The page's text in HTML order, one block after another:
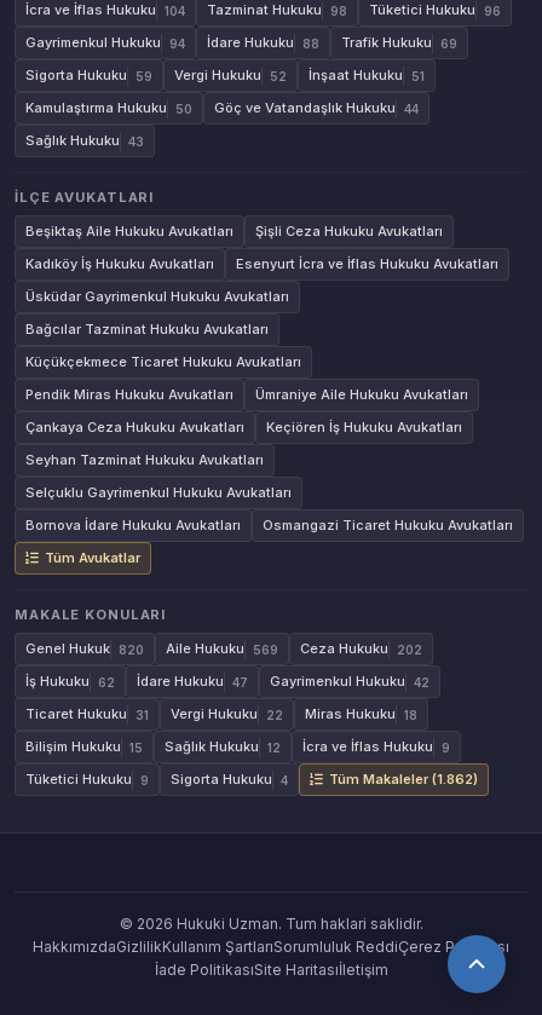
İcra ve İflas Hukuku 104 Tazminat Hukuku 98 Tüketici Hukuku 96
Gayrimenkul Hukuku 94 İdare Hukuku 88 Trafik Hukuku 69
Sigorta Hukuku 59 Vergi Hukuku 52 İnşaat Hukuku 51
Kamulaştırma Hukuku 50 Göç ve Vatandaşlık Hukuku 44
Sağlık Hukuku 43
İLÇE AVUKATLARI
Beşiktaş Aile Hukuku Avukatları
Şişli Ceza Hukuku Avukatları
Kadıköy İş Hukuku Avukatları
Esenyurt İcra ve İflas Hukuku Avukatları
Üsküdar Gayrimenkul Hukuku Avukatları
Bağcılar Tazminat Hukuku Avukatları
Küçükçekmece Ticaret Hukuku Avukatları
Pendik Miras Hukuku Avukatları
Ümraniye Aile Hukuku Avukatları
Çankaya Ceza Hukuku Avukatları
Keçiören İş Hukuku Avukatları
Seyhan Tazminat Hukuku Avukatları
Selçuklu Gayrimenkul Hukuku Avukatları
Bornova İdare Hukuku Avukatları
Osmangazi Ticaret Hukuku Avukatları
Tüm Avukatlar
MAKALE KONULARI
Genel Hukuk
820 Aile Hukuku 569 Ceza Hukuku 202
İş Hukuku 62 İdare Hukuku 47 Gayrimenkul Hukuku 42
Ticaret Hukuku 31 Vergi Hukuku 22 Miras Hukuku 18
Bilişim Hukuku 15 Sağlık Hukuku 12 İcra ve İflas Hukuku 9
Tüketici Hukuku 9 Sigorta Hukuku 4 Tüm Makaleler (1.862)
© 2026 Hukuki Uzman. Tum haklari saklidir.
HakkımızdaGizlilikKullanım ŞartlarıSorumluluk ReddiÇerez Politikası
İade PolitikasıSite Haritasıİletişim